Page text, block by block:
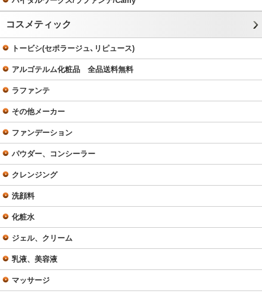
コスメティック
トービシ(セポラージュ､リピュース)
アルゴテルム化粧品 全品送料無料
ラファンテ
その他メーカー
ファンデーション
パウダー、コンシーラー
クレンジング
洗顔料
化粧水
ジェル、クリーム
乳液、美容液
マッサージ